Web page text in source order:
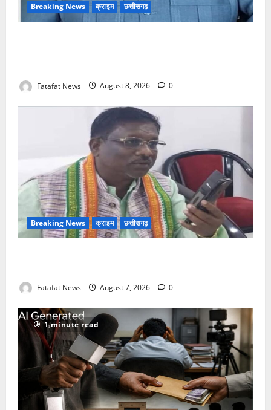
Breaking News क्राइम छत्तीसगढ़
Fatafat News August 8, 2026 0
Breaking News क्राइम छत्तीसगढ़
Fatafat News August 7, 2026 0
1 minute read